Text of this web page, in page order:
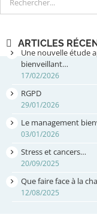
ARTICLES
Une nouvelle étude
bienveillant…
17/02/2026
RGPD
29/01/2026
Le management
03/01/2026
Stress et cancers…
20/09/2025
Que faire face à la
12/08/2025